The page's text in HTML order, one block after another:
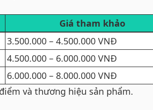
Giá tham khảo
3.500.000 – 4.500.000 VNĐ
4.500.000 – 6.000.000 VNĐ
6.000.000 – 8.000.000 VNĐ
và thương hiệu sản phẩm.